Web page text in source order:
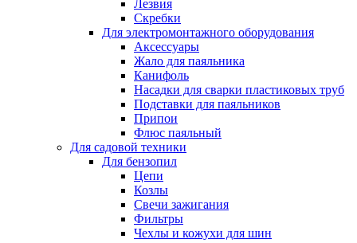
Лезвия
Скребки
Для электромонтажного оборудования
Аксессуары
Жало для паяльника
Канифоль
Насадки для сварки пластиковых труб
Подставки для паяльников
Припои
Флюс паяльный
Для садовой техники
Для бензопил
Цепи
Козлы
Свечи зажигания
Фильтры
Чехлы и кожухи для шин